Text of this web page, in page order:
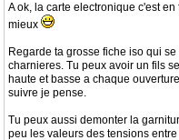
A ok, la carte electronique c'est
mieux
Regarde ta grosse fiche iso qui
charnieres. Tu peux avoir un fils
haute et basse a chaque
suivre je pense.
Tu peux aussi demonter la
peu les valeurs des tensions